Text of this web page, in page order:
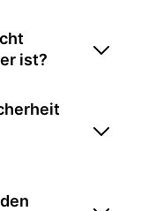
ist?